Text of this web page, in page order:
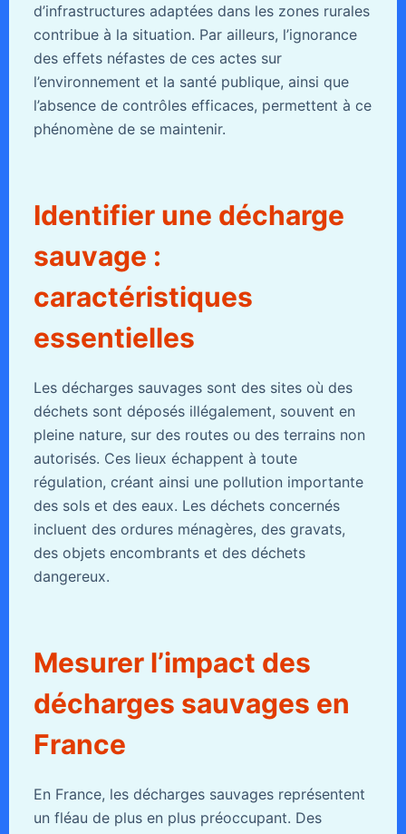
d’infrastructures adaptées dans les zones rurales
contribue à la situation. Par ailleurs, l’ignorance
des effets néfastes de ces actes sur
l’environnement et la santé publique, ainsi que
l’absence de contrôles efficaces, permettent à ce
phénomène de se maintenir.
Identifier une décharge
sauvage :
caractéristiques
essentielles
Les décharges sauvages sont des sites où des
déchets sont déposés illégalement, souvent en
pleine nature, sur des routes ou des terrains non
autorisés. Ces lieux échappent à toute
régulation, créant ainsi une pollution importante
des sols et des eaux. Les déchets concernés
incluent des ordures ménagères, des gravats,
des objets encombrants et des déchets
dangereux.
Mesurer l’impact des
décharges sauvages en
France
En France, les décharges sauvages représentent
un fléau de plus en plus préoccupant. Des